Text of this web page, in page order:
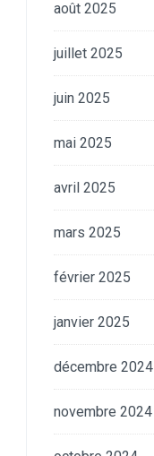
août 2025
juillet 2025
juin 2025
mai 2025
avril 2025
mars 2025
février 2025
janvier 2025
décembre 2024
novembre 2024